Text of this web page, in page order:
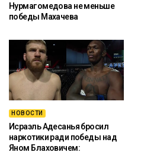
Нурмагомедова не меньше
победы Махачева
НОВОСТИ
Исраэль Адесанья бросил
наркотики ради победы над
Яном Блаховичем: